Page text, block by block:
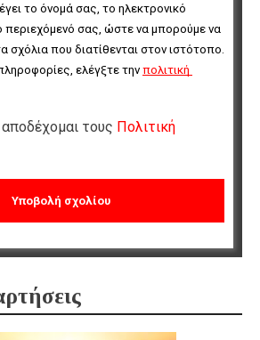
το όνομά σας, το ηλεκτρονικό
περιεχόμενό σας, ώστε να μπορούμε να
που διατίθενται στον ιστότοπο.
ελέγξτε την πολιτική
τους Πολιτική